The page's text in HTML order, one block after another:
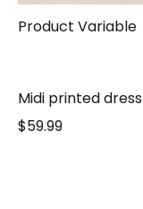
Product Variable
Midi printed dress
$59.99